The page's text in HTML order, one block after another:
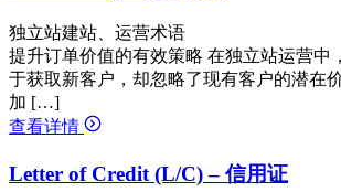
独立站建站、运营术语
提升订单价值的有效策略 在独立站运营中
于获取新客户，却忽略了现有客户的潜在
加 […]
查看详情
Letter of Credit (L/C) – 信用证